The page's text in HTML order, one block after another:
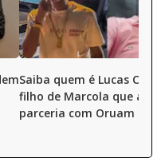
Saiba quem é Lucas
filho de Marcola que
parceria com Oruam